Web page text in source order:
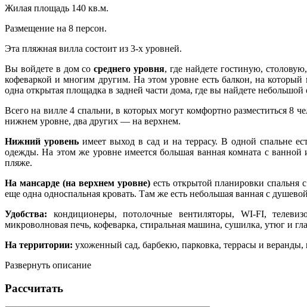
Жилая площадь 140 кв.м.
Размещение на 8 персон.
Эта пляжная вилла состоит из 3-х уровней.
Вы войдете в дом сосреднего уровня, где найдете гостиную,
кофеваркой и многим другим. На этом уровне есть балкон, на
одна открытая площадка в задней части дома, где вы найдете небольшой
Всего на вилле 4 спальни, в которых могут комфортно разместиться 8
нижнем уровне, два других — на верхнем.
Нижний уровень имеет выход в сад и на террасу. В одной спальне
одежды. На этом же уровне имеется большая ванная комната с
пляже.
На мансарде (на верхнем уровне)есть открытой планировки спальня
еще одна односпальная кровать. Там же есть небольшая ванная с
Удобства: кондиционеры, потолочные вентиляторы, WI-FI,
микроволновая печь, кофеварка, стиральная машина, сушилка, утюг и
На территории: ухоженный сад, барбекю, парковка, террасы и веранды,
Развернуть описание
Рассчитать